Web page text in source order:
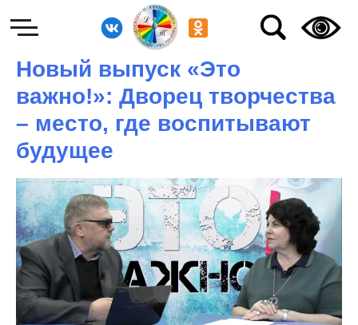
Новый выпуск «Это
важно!»: Дворец творчества
– место, где воспитывают
будущее